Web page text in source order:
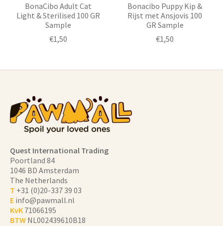
BonaCibo Adult Cat
Light & Sterilised 100 GR
Sample
€1,50
Bonacibo Puppy Kip &
Rijst met Ansjovis 100
GR Sample
€1,50
Quest International Trading
Poortland 84
1046 BD Amsterdam
The Netherlands
T +31 (0)20-337 39 03
E info@pawmall.nl
KvK 71066195
BTW NL002439610B18